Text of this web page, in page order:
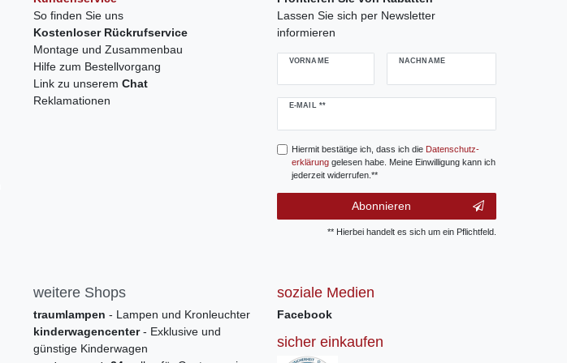
So finden Sie uns
Kostenloser Rückrufservice
Montage und Zusammenbau
Hilfe zum Bestellvorgang
Link zu unserem Chat
Reklamationen
Lassen Sie sich per Newsletter
informieren
VORNAME NACHNAME
E-MAIL **
Newsletter
Hiermit bestätige ich, dass ich die Daten­schutz­
erklärunggelesen habe. Meine Einwilligung kann ich
jederzeit widerrufen.**
Abonnieren
** Hierbei handelt es sich um ein Pflichtfeld.
weitere Shops
traumlampen - Lampen und Kronleuchter
kinderwagencenter- Exklusive und
günstige Kinderwagen
soziale Medien
Facebook
sicher einkaufen